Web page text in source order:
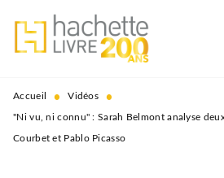
MENU RECHERCHE
PIED DE PAGE
Accueil • Vidéos •
"Ni vu, ni connu" : Sarah Belmont analyse
Courbet et Pablo Picasso